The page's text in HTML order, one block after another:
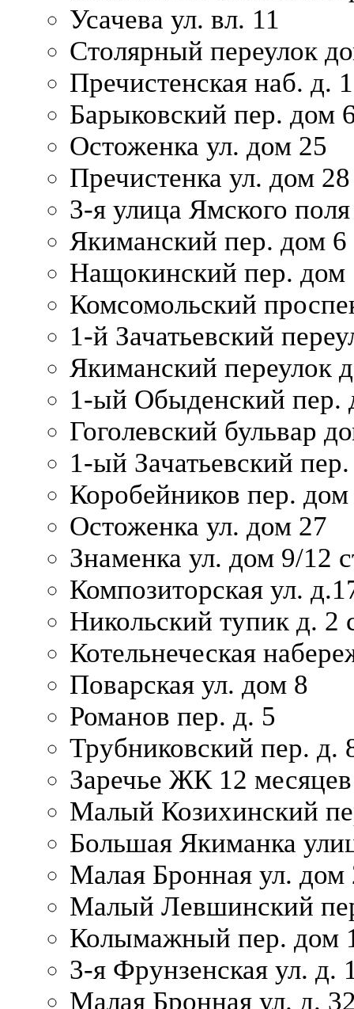
Усачева ул. вл. 11
Столярный переулок
Пречистенская наб. д.
Барыковский пер. дом
Остоженка ул. дом 25
Пречистенка ул. дом 28
3-я улица Ямского
Якиманский пер. дом 6
Нащокинский пер. дом
Комсомольский
1-й Зачатьевский
Якиманский переулок
1-ый Обыденский пер.
Гоголевский бульвар
1-ый Зачатьевский
Коробейников пер.
Остоженка ул. дом 27
Знаменка ул. дом 9/12
Композиторская ул.
Никольский тупик д. 2
Котельнеческая
Поварская ул. дом 8
Романов пер. д. 5
Трубниковский пер. д.
Заречье ЖК 12 месяцев
Малый Козихинский
Большая Якиманка
Малая Бронная ул. дом
Малый Левшинский
Колымажный пер. дом
3-я Фрунзенская ул. д.
Малая Бронная ул. д.